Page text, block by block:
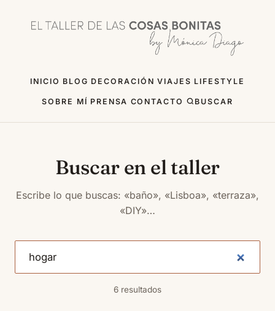
INICIO BLOG DECORACIÓN VIAJES LIFESTYLE
SOBRE MÍ PRENSA CONTACTO BUSCAR
Buscar en el taller
Escribe lo que buscas: «baño», «Lisboa», «terraza»,
«DIY»…
6 resultados